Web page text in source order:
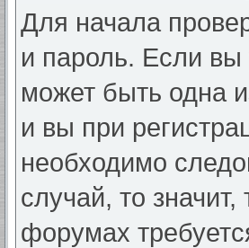
Для начала
и пароль. Если вы
может быть одна
и вы при
необходимо
случай, то
форумах